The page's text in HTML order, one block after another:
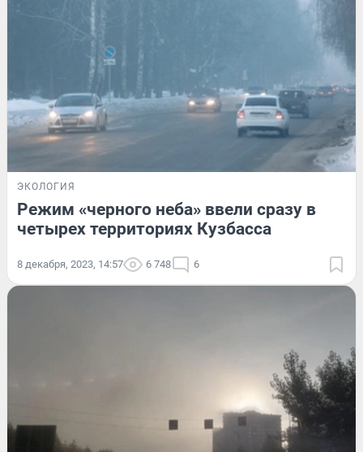
ЭКОЛОГИЯ
Режим «черного неба» ввели сразу в
четырех территориях Кузбасса
8 декабря, 2023, 14:57 6 748 6